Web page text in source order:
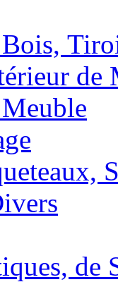
de
de